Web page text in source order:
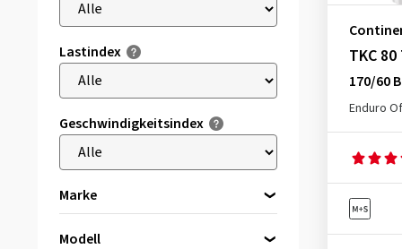
Lastindex
Geschwindigkeitsindex
Marke
Modell
TKC
170/60
Enduro